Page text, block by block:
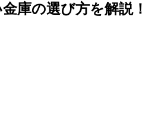
庫の選び方を解説！